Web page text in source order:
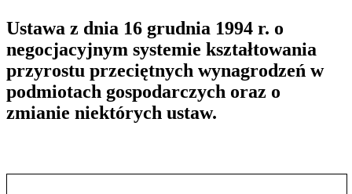
Ustawa z dnia 16 grudnia 1994 r. o
negocjacyjnym systemie kształtowania
przyrostu przeciętnych wynagrodzeń w
podmiotach gospodarczych oraz o
zmianie niektórych ustaw.